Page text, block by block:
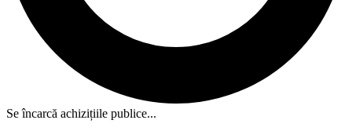
Se încarcă achizițiile publice...